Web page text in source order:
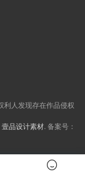
利人发现存在作品侵权
壹品设计素材. 备案号：